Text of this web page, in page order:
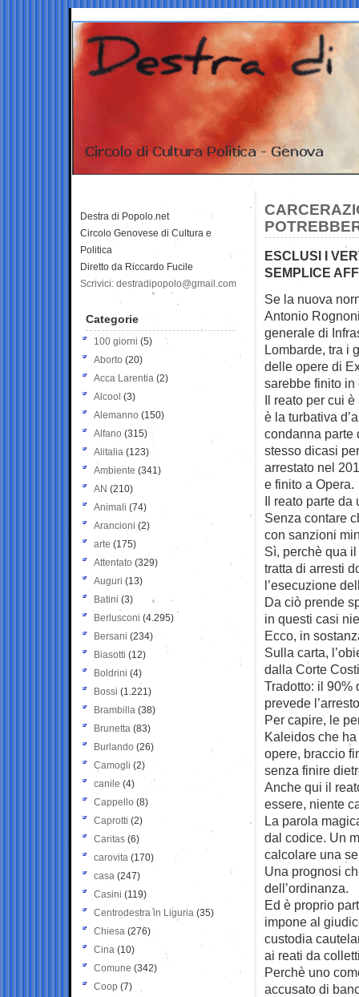
ESCLUSI I
SEMPLICE
Se la nuova
Antonio
generale di
Lombarde, tra i
delle opere di
sarebbe finito in
Il reato per cui
è la turbativa
condanna parte
stesso dicasi
arrestato nel
e finito a Opera.
Il reato parte da
Senza contare
con sanzioni
Sì, perchè qua
tratta di arresti
l’esecuzione
Da ciò prende
in questi casi
Ecco, in
Sulla carta,
dalla Corte
Tradotto: il 90%
prevede
Per capire, le
Kaleidos che
opere, braccio
senza finire
Anche qui il
essere, niente
La parola
dal codice. Un
calcolare una
Una prognosi
dell’ordinanza.
Ed è proprio
impone al
custodia
ai reati da
Perchè uno
accusato di
Destra di Popolo.net
Circolo Genovese di Cultura e
Politica
Diretto da Riccardo Fucile
Scrivici: destradipopolo@gmail.com
Categorie
100 giorni (5)
Aborto (20)
Acca Larentia (2)
Alcool (3)
Alemanno (150)
Alfano (315)
Alitalia (123)
Ambiente (341)
AN (210)
Animali (74)
Arancioni (2)
arte (175)
Attentato (329)
Auguri (13)
Batini (3)
Berlusconi (4.295)
Bersani (234)
Biasotti (12)
Boldrini (4)
Bossi (1.221)
Brambilla (38)
Brunetta (83)
Burlando (26)
Camogli (2)
canile (4)
Cappello (8)
Caprotti (2)
Caritas (6)
carovita (170)
casa (247)
Casini (119)
Centrodestra in Liguria (35)
Chiesa (276)
Cina (10)
Comune (342)
Coop (7)